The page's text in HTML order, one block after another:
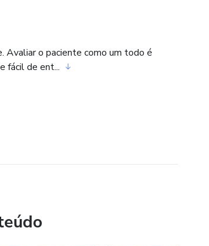
Avaliar o paciente como um todo é
fácil de ent...